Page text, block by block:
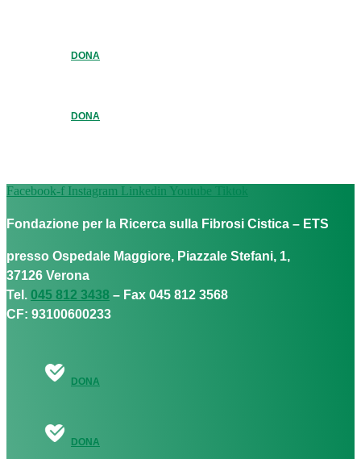
DONA
DONA
Facebook-f Instagram Linkedin Youtube Tiktok
Fondazione per la Ricerca sulla Fibrosi Cistica – ETS
presso Ospedale Maggiore, Piazzale Stefani, 1,
37126 Verona
Tel. 045 812 3438 – Fax 045 812 3568
CF: 93100600233
DONA
DONA